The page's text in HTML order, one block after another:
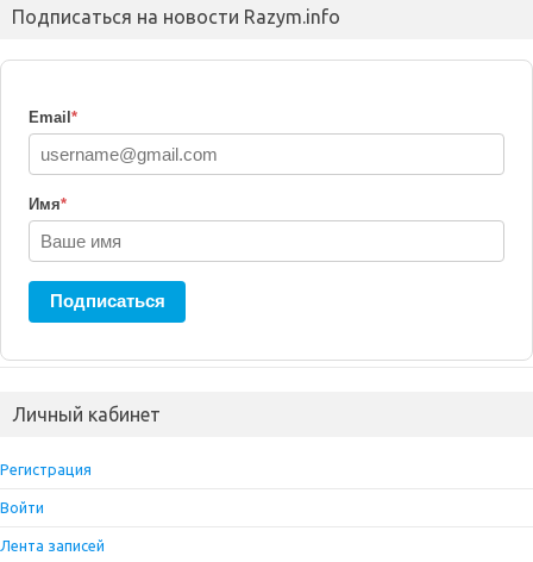
i
Подписаться на новости Razym.info
Email *
Имя*
Подписаться
Личный кабинет
Регистрация
Войти
Лента записей